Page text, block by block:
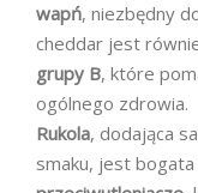
wapń, niezbędny
cheddar jest
grupy B, które
ogólnego zdrowia.
Rukola, dodająca
smaku, jest